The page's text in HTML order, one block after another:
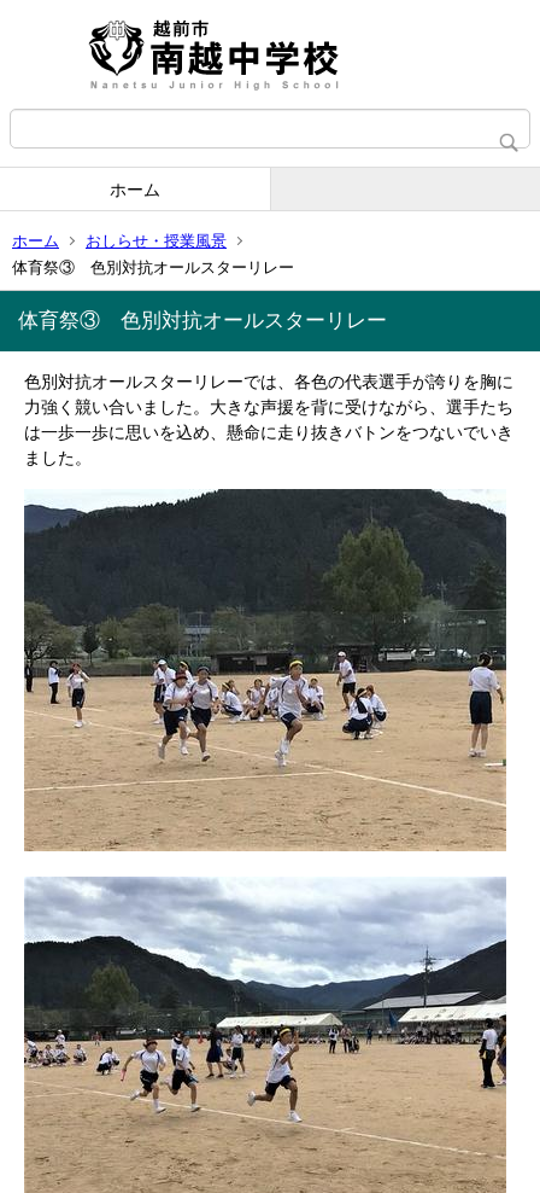
ホーム
ホーム
おしらせ・授業風景
体育祭③ 色別対抗オールスターリレー
体育祭③ 色別対抗オールスターリレー
色別対抗オールスターリレーでは、各色の代表選手が誇りを胸に
力強く競い合いました。大きな声援を背に受けながら、選手たち
は一歩一歩に思いを込め、懸命に走り抜きバトンをつないでいき
ました。